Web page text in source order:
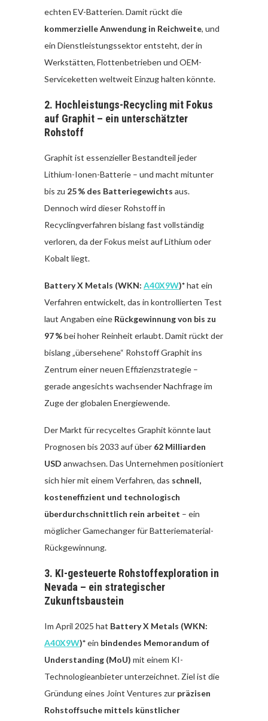
echten EV-Batterien. Damit rückt die
kommerzielle Anwendung in Reichweite, und
ein Dienstleistungssektor entsteht, der in
Werkstätten, Flottenbetrieben und OEM-
Serviceketten weltweit Einzug halten könnte.
2. Hochleistungs-Recycling mit Fokus
auf Graphit – ein unterschätzter
Rohstoff
Graphit ist essenzieller Bestandteil jeder
Lithium-Ionen-Batterie – und macht mitunter
bis zu 25 % des Batteriegewichts aus.
Dennoch wird dieser Rohstoff in
Recyclingverfahren bislang fast vollständig
verloren, da der Fokus meist auf Lithium oder
Kobalt liegt.
Battery X Metals (WKN: A40X9W)*hat ein
Verfahren entwickelt, das in kontrollierten Test
laut Angaben eine Rückgewinnung von bis zu
97 %bei hoher Reinheit erlaubt. Damit rückt der
bislang „übersehene“ Rohstoff Graphit ins
Zentrum einer neuen Effizienzstrategie –
gerade angesichts wachsender Nachfrage im
Zuge der globalen Energiewende.
Der Markt für recyceltes Graphit könnte laut
Prognosen bis 2033 auf über 62 Milliarden
USD anwachsen. Das Unternehmen positioniert
sich hier mit einem Verfahren, das schnell,
kosteneffizient und technologisch
überdurchschnittlich rein arbeitet – ein
möglicher Gamechanger für Batteriematerial-
Rückgewinnung.
3. KI-gesteuerte Rohstoffexploration in
Nevada – ein strategischer
Zukunftsbaustein
Im April 2025 hat Battery X Metals (WKN:
A40X9W)*ein bindendes Memorandum of
Understanding (MoU) mit einem KI-
Technologieanbieter unterzeichnet. Ziel ist die
Gründung eines Joint Ventures zur präzisen
Rohstoffsuche mittels künstlicher